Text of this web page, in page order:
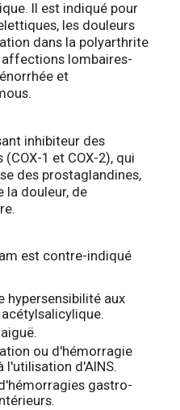
Il est indiqué pour
les douleurs
dans la polyarthrite
lombaires-
et
inhibiteur des
1 et COX-2), qui
des prostaglandines,
la douleur, de
est contre-indiqué
hypersensibilité aux
ou d'hémorragie
l'utilisation d'AINS.
gastro-